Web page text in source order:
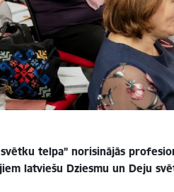
telpa” norisinājās
latviešu Dziesmu un Deju